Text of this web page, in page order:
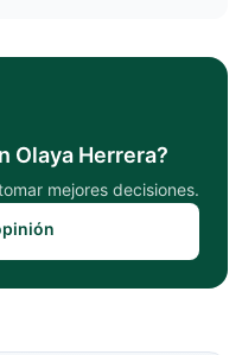
Olaya Herrera?
mejores decisiones.